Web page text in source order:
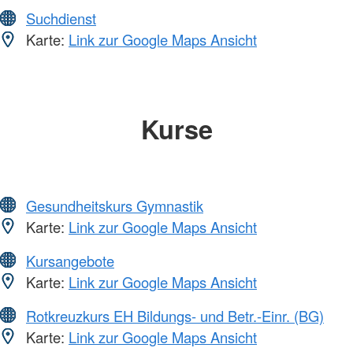
Suchdienst
Karte: Link zur Google Maps Ansicht
Kurse
Gesundheitskurs Gymnastik
Karte: Link zur Google Maps Ansicht
Kursangebote
Karte: Link zur Google Maps Ansicht
Rotkreuzkurs EH Bildungs- und Betr.-Einr. (BG)
Karte: Link zur Google Maps Ansicht